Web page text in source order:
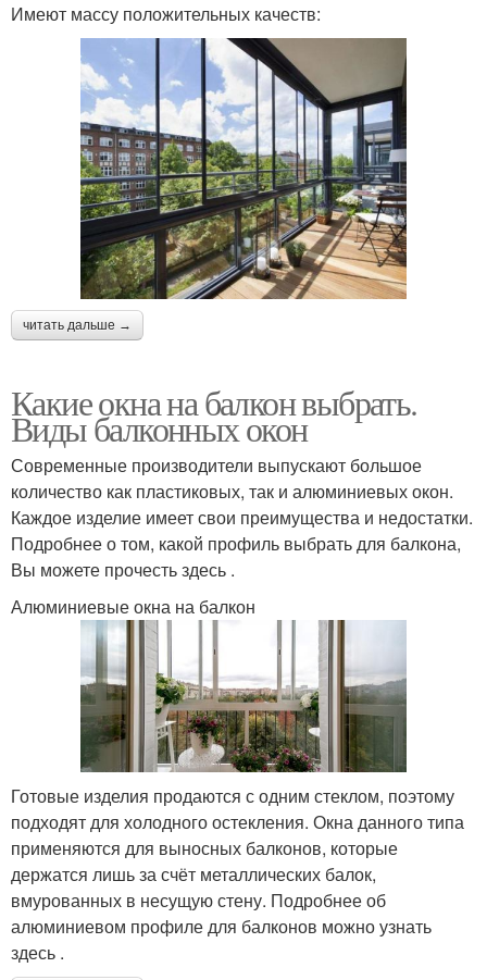
Имеют массу положительных качеств:
читать дальше →
Какие окна на балкон выбрать.
Виды балконных окон
Современные производители выпускают большое
количество как пластиковых, так и алюминиевых окон.
Каждое изделие имеет свои преимущества и недостатки.
Подробнее о том, какой профиль выбрать для балкона,
Вы можете прочесть здесь .
Алюминиевые окна на балкон
Готовые изделия продаются с одним стеклом, поэтому
подходят для холодного остекления. Окна данного типа
применяются для выносных балконов, которые
держатся лишь за счёт металлических балок,
вмурованных в несущую стену. Подробнее об
алюминиевом профиле для балконов можно узнать
здесь .